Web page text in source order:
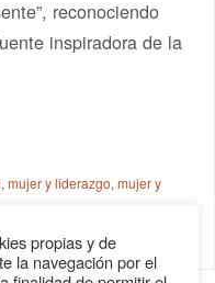
reconociendo
inspiradora de la
,mujer y liderazgo,mujer y
propias y de
la navegación por el